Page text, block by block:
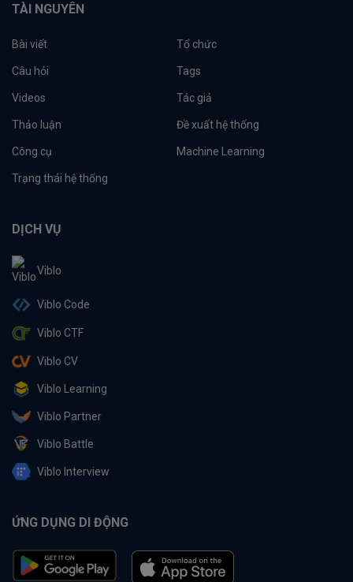
TÀI NGUYÊN
Bài viết Tổ chức
Câu hỏi Tags
Videos Tác giả
Thảo luận Đề xuất hệ thống
Công cụ Machine Learning
Trạng thái hệ thống
DỊCH VỤ
Viblo
Viblo Code
Viblo CTF
Viblo CV
Viblo Learning
Viblo Partner
Viblo Battle
Viblo Interview
ỨNG DỤNG DI ĐỘNG